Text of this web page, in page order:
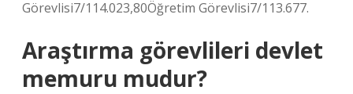
Görevlisi7/114.023,80Öğretim Görevlisi7/113.677.
Araştırma görevlileri devlet
memuru mudur?